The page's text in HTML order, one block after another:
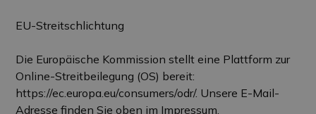
EU-Streitschlichtung
Die Europäische Kommission stellt eine Plattform zur
Online-Streitbeilegung (OS) bereit:
https://ec.europa.eu/consumers/odr/. Unsere E-Mail-
Adresse finden Sie oben im Impressum.